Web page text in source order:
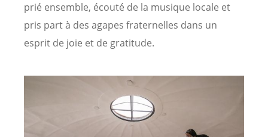
prié ensemble, écouté de la musique locale et
pris part à des agapes fraternelles dans un
esprit de joie et de gratitude.